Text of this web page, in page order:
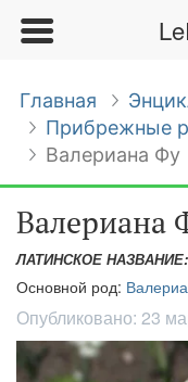
Главная
Прибрежные
Валериана Фу
Валериана
ЛАТИНСКОЕ НАЗВАНИЕ:
Основной род:
Опубликовано: 23